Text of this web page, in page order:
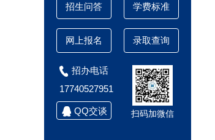
招生问答 学费标准
网上报名 录取查询
招办电话
17740527951
QQ交谈 扫码加微信